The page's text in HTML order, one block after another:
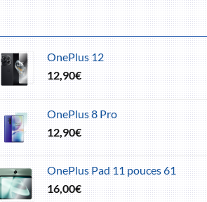
OnePlus 12
12,90€
OnePlus 8 Pro
12,90€
OnePlus Pad 11 pouces 61
16,00€